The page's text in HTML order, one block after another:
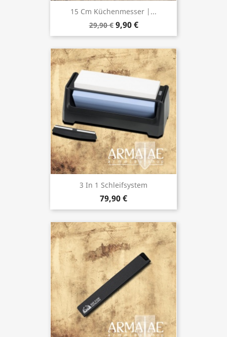
15 Cm Küchenmesser |...
29,90 € 9,90 €
3 In 1 Schleifsystem
79,90 €